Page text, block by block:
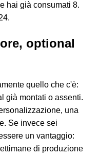
hai già consumati 8.
optional
quello che c'è:
già montati o assenti.
una
Se invece sei
un vantaggio:
di produzione